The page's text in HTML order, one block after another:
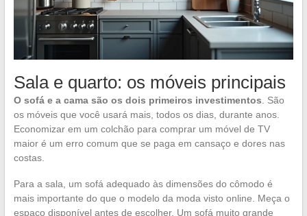
Sala e quarto: os móveis principais
O sofá e a cama são os dois primeiros investimentos. São
os móveis que você usará mais, todos os dias, durante anos.
Economizar em um colchão para comprar um móvel de TV
maior é um erro comum que se paga em cansaço e dores nas
costas.
Para a sala, um sofá adequado às dimensões do cômodo é
mais importante do que o modelo da moda visto online. Meça o
espaço disponível antes de escolher. Um sofá muito grande